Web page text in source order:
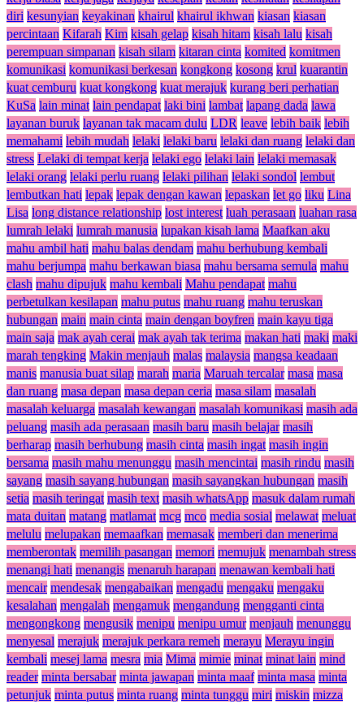
diri kesunyian keyakinan khairul khairul ikhwan kiasan kiasan
percintaan Kifarah Kim kisah gelap kisah hitam kisah lalu kisah
perempuan simpanan kisah silam kitaran cinta komited komitmen
komunikasi komunikasi berkesan kongkong kosong krul kuarantin
kuat cemburu kuat kongkong kuat merajuk kurang beri perhatian
KuSa lain minat lain pendapat laki bini lambat lapang dada lawa
layanan buruk layanan tak macam dulu LDR leave lebih baik lebih
memahami lebih mudah lelaki lelaki baru lelaki dan ruang lelaki dan
stress Lelaki di tempat kerja lelaki ego lelaki lain lelaki memasak
lelaki orang lelaki perlu ruang lelaki pilihan lelaki sondol lembut
lembutkan hati lepak lepak dengan kawan lepaskan let go liku Lina
Lisa long distance relationship lost interest luah perasaan luahan rasa
lumrah lelaki lumrah manusia lupakan kisah lama Maafkan aku
mahu ambil hati mahu balas dendam mahu berhubung kembali
mahu berjumpa mahu berkawan biasa mahu bersama semula mahu
clash mahu dipujuk mahu kembali Mahu pendapat mahu
perbetulkan kesilapan mahu putus mahu ruang mahu teruskan
hubungan main main cinta main dengan boyfren main kayu tiga
main saja mak ayah cerai mak ayah tak terima makan hati maki maki
marah tengking Makin menjauh malas malaysia mangsa keadaan
manis manusia buat silap marah maria Maruah tercalar masa masa
dan ruang masa depan masa depan ceria masa silam masalah
masalah keluarga masalah kewangan masalah komunikasi masih ada
peluang masih ada perasaan masih baru masih belajar masih
berharap masih berhubung masih cinta masih ingat masih ingin
bersama masih mahu menunggu masih mencintai masih rindu masih
sayang masih sayang hubungan masih sayangkan hubungan masih
setia masih teringat masih text masih whatsApp masuk dalam rumah
mata duitan matang matlamat mcg mco media sosial melawat meluat
melulu melupakan memaafkan memasak memberi dan menerima
memberontak memilih pasangan memori memujuk menambah stress
menangi hati menangis menaruh harapan menawan kembali hati
mencair mendesak mengabaikan mengadu mengaku mengaku
kesalahan mengalah mengamuk mengandung mengganti cinta
mengongkong mengusik menipu menipu umur menjauh menunggu
menyesal merajuk merajuk perkara remeh merayu Merayu ingin
kembali mesej lama mesra mia Mima mimie minat minat lain mind
reader minta bersabar minta jawapan minta maaf minta masa minta
petunjuk minta putus minta ruang minta tunggu miri miskin mizza